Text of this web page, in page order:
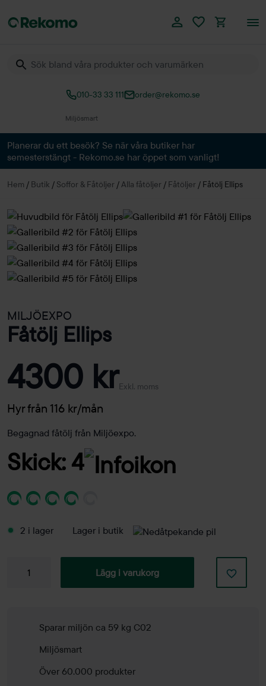
010-33 33 111 order@rekomo.se
Över 60.000 produkter
Planerar du ett besök? Se när våra butiker har
semesterstängt - Rekomo.se har öppet som vanligt!
Hem / Butik / Soffor & Fåtöljer /Alla fåtöljer / Fåtöljer / Fåtölj Ellips
MILJÖEXPO
Fåtölj Ellips
4300 krExkl. moms
Hyr från 116 kr/mån
Begagnad fåtölj från Miljöexpo.
Skick: 4
2 i lager Lager i butik
Fåtölj
Lägg i varukorg
Sparar miljön ca 59 kg C02
Miljösmart
Över 60.000 produkter